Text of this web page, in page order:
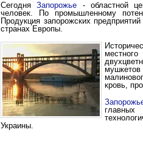
СегодняЗапорожье - областной
человек. По промышленному
Продукция запорожских
странах Европы.
кровь,
Украины.